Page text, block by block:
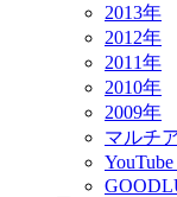
2013年
2012年
2011年
2010年
2009年
マルチ